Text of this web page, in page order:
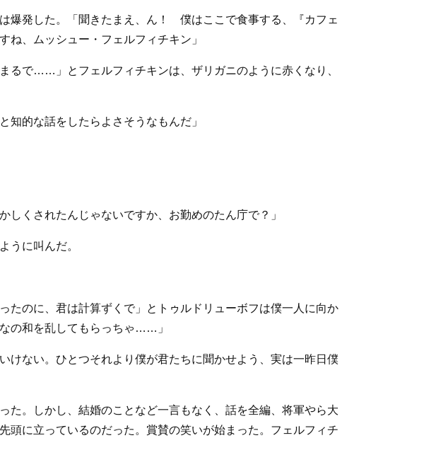
爆発した。「聞きたまえ、ん！ 僕はここで食事する、『カフェ
ね、ムッシュー・フェルフィチキン」
で……」とフェルフィチキンは、ザリガニのように赤くなり、
知的な話をしたらよさそうなもんだ」
くされたんじゃないですか、お勤めのたん庁で？」
うに叫んだ。
たのに、君は計算ずくで」とトゥルドリューボフは僕一人に向か
の和を乱してもらっちゃ……」
けない。ひとつそれより僕が君たちに聞かせよう、実は一昨日僕
た。しかし、結婚のことなど一言もなく、話を全編、将軍やら大
頭に立っているのだった。賞賛の笑いが始まった。フェルフィチ